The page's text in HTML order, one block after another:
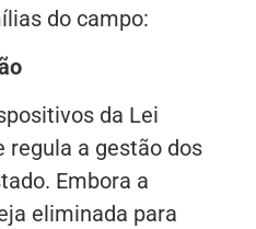
do campo:
da Lei
regula a gestão dos
Embora a
eliminada para